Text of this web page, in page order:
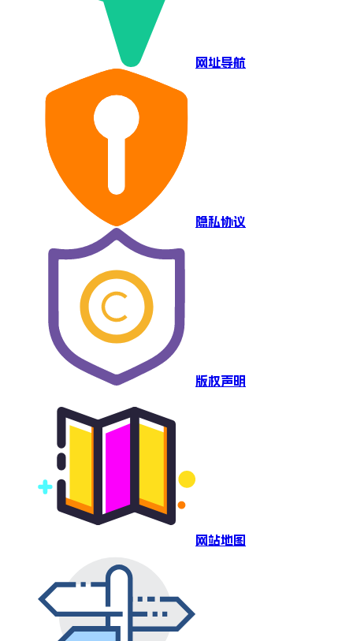
网址导航
隐私协议
版权声明
网站地图